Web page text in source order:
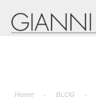
Home - BLOG -